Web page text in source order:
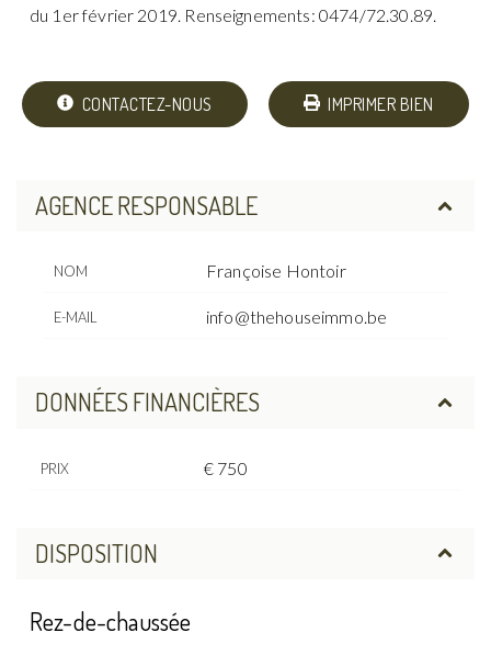
du 1er février 2019. Renseignements: 0474/72.30.89.
CONTACTEZ-NOUS IMPRIMER BIEN
AGENCE RESPONSABLE
NOM Françoise Hontoir
E-MAIL info@thehouseimmo.be
DONNÉES FINANCIÈRES
PRIX € 750
DISPOSITION
Rez-de-chaussée